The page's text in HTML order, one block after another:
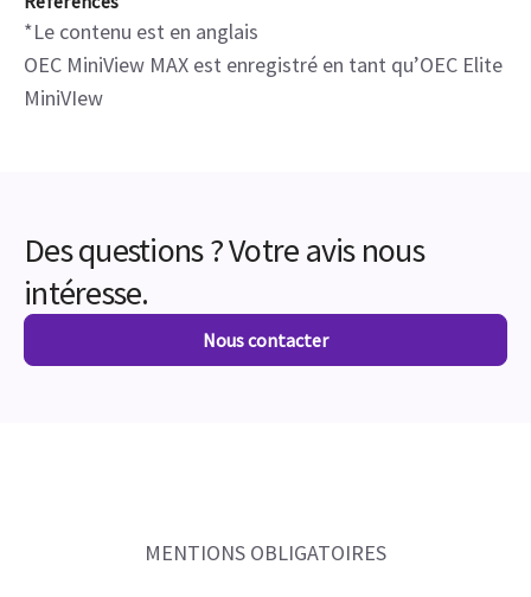
*Le contenu est en anglais
OEC MiniView MAX est enregistré en tant qu’OEC Elite
MiniVIew
Des questions ? Votre avis nous
intéresse.
Nous contacter
MENTIONS OBLIGATOIRES